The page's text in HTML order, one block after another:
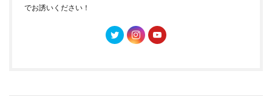
でお誘いください！